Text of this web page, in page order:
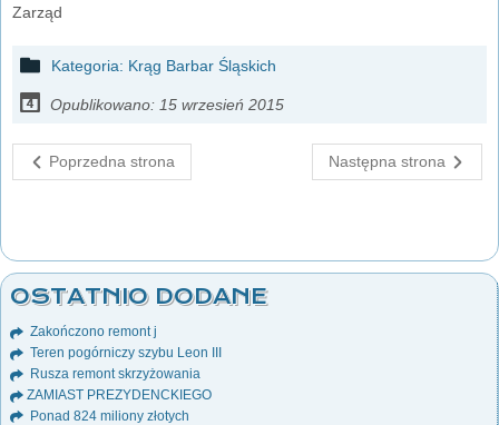
Zarząd
Kategoria: Krąg Barbar Śląskich
Opublikowano: 15 wrzesień 2015
Poprzedna strona Następna strona
OSTATNIO DODANE
Zakończono remont j
Teren pogórniczy szybu Leon III
Rusza remont skrzyżowania
ZAMIAST PREZYDENCKIEGO
Ponad 824 miliony złotych